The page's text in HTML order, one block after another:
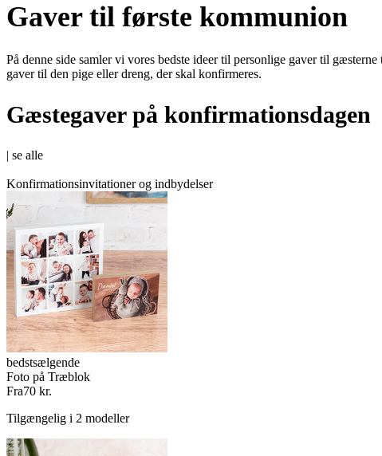
Gaver til første kommunion
På denne side samler vi vores bedste ideer til personlige gaver til
gaver til den pige eller dreng, der skal konfirmeres.
Gæstegaver på konfirmationsdagen
| se alle
Konfirmationsinvitationer og indbydelser
bedstsælgende
Foto på Træblok
Fra70 kr.
Tilgængelig i 2 modeller